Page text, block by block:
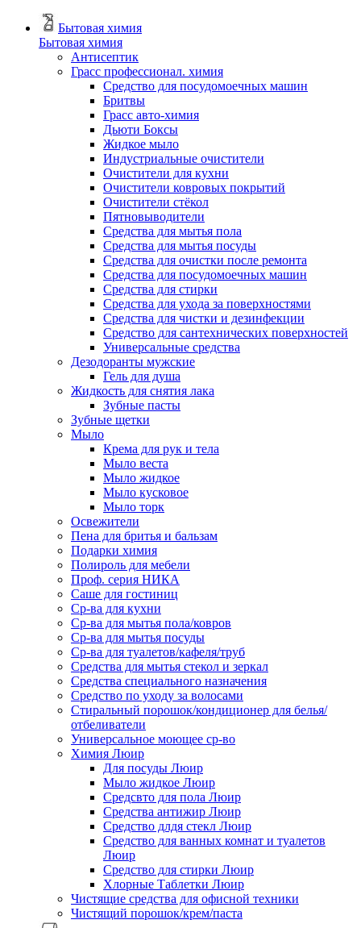
Бытовая химия
Бытовая химия
Антисептик
Грасс профессионал. химия
Cредство для посудомоечных машин
Бритвы
Грасс авто-химия
Дьюти Боксы
Жидкое мыло
Индустриальные очистители
Очистители для кухни
Очистители ковровых покрытий
Очистители стёкол
Пятновыводители
Средства для мытья пола
Средства для мытья посуды
Средства для очистки после ремонта
Средства для посудомоечных машин
Средства для стирки
Средства для ухода за поверхностями
Средства для чистки и дезинфекции
Средство для сантехнических поверхностей
Универсальные средства
Дезодоранты мужские
Гель для душа
Жидкость для снятия лака
Зубные пасты
Зубные щетки
Мыло
Крема для рук и тела
Мыло веста
Мыло жидкое
Мыло кусковое
Мыло торк
Освежители
Пена для бритья и бальзам
Подарки химия
Полироль для мебели
Проф. серия НИКА
Саше для гостиниц
Ср-ва для кухни
Ср-ва для мытья пола/ковров
Ср-ва для мытья посуды
Ср-ва для туалетов/кафеля/труб
Средства для мытья стекол и зеркал
Средства специального назначения
Средство по уходу за волосами
Стиральный порошок/кондиционер для белья/
отбеливатели
Универсальное моющее ср-во
Химия Люир
Для посуды Люир
Мыло жидкое Люир
Средсвто для пола Люир
Средства антижир Люир
Средство длдя стекл Люир
Средство для ванных комнат и туалетов
Люир
Средство для стирки Люир
Хлорные Таблетки Люир
Чистящие средства для офисной техники
Чистящий порошок/крем/паста